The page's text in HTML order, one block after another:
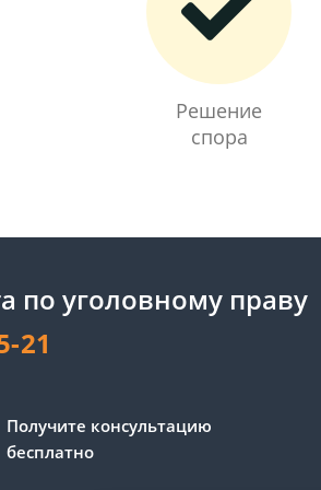
Решение
спора
по уголовному праву
21
Получите консультацию
бесплатно